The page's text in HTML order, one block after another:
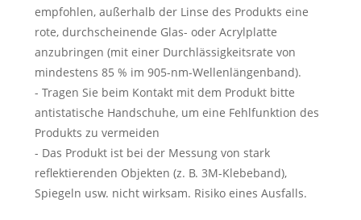
empfohlen, außerhalb der Linse des Produkts eine
rote, durchscheinende Glas- oder Acrylplatte
anzubringen (mit einer Durchlässigkeitsrate von
mindestens 85 % im 905-nm-Wellenlängenband).
- Tragen Sie beim Kontakt mit dem Produkt bitte
antistatische Handschuhe, um eine Fehlfunktion des
Produkts zu vermeiden
- Das Produkt ist bei der Messung von stark
reflektierenden Objekten (z. B. 3M-Klebeband),
Spiegeln usw. nicht wirksam. Risiko eines Ausfalls.